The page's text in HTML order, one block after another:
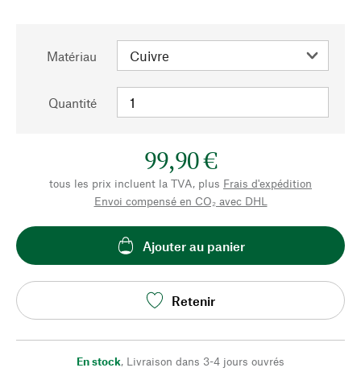
Matériau
Quantité
99,90 €
tous les prix incluent la TVA, plus Frais d'expédition
Envoi compensé en CO₂ avec DHL
Ajouter au panier
Retenir
En stock, Livraison dans 3-4 jours ouvrés